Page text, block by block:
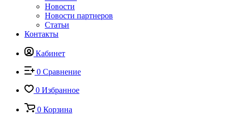
Новости
Новости партнеров
Статьи
Контакты
Кабинет
0 Сравнение
0 Избранное
0 Корзина